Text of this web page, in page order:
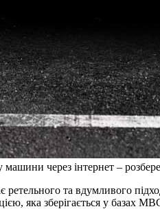
через інтернет –
та вдумливого
яка зберігається у базах